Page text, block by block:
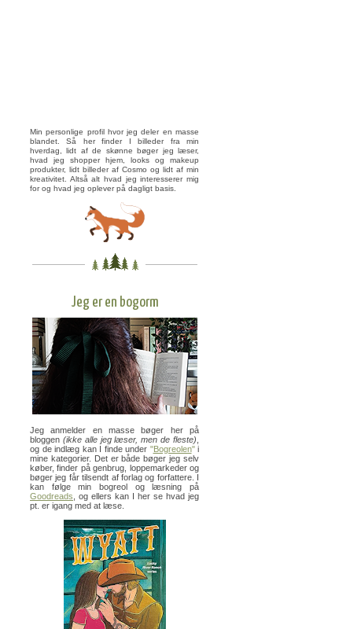
Min personlige profil hvor jeg deler en masse
blandet. Så her finder I billeder fra min
hverdag, lidt af de skønne bøger jeg læser,
hvad jeg shopper hjem, looks og makeup
produkter, lidt billeder af Cosmo og lidt af min
kreativitet. Altså alt hvad jeg interesserer mig
for og hvad jeg oplever på dagligt basis.
Jeg er en bogorm
Jeg anmelder en masse bøger her på
bloggen (ikke alle jeg læser, men de fleste)
og de indlæg kan I finde under "Bogreolen"i
mine kategorier. Det er både bøger jeg selv
køber, finder på genbrug, loppemarkeder og
bøger jeg får tilsendt af forlag og forfattere. I
kan følge min bogreol og læsning på
Goodreads , og ellers kan I her se hvad jeg
pt. er igang med at læse.